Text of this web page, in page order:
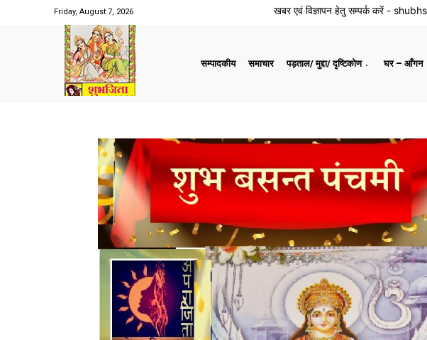
Friday, August 7, 2026 खबर एवं विज्ञापन हेतु सम्पर्क करें -
सम्पादकीय समाचार पड़ताल/ मुद्दा/ दृष्टिकोण घर – आँगन